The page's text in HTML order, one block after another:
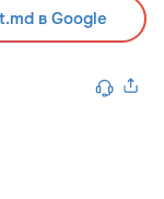
в Google